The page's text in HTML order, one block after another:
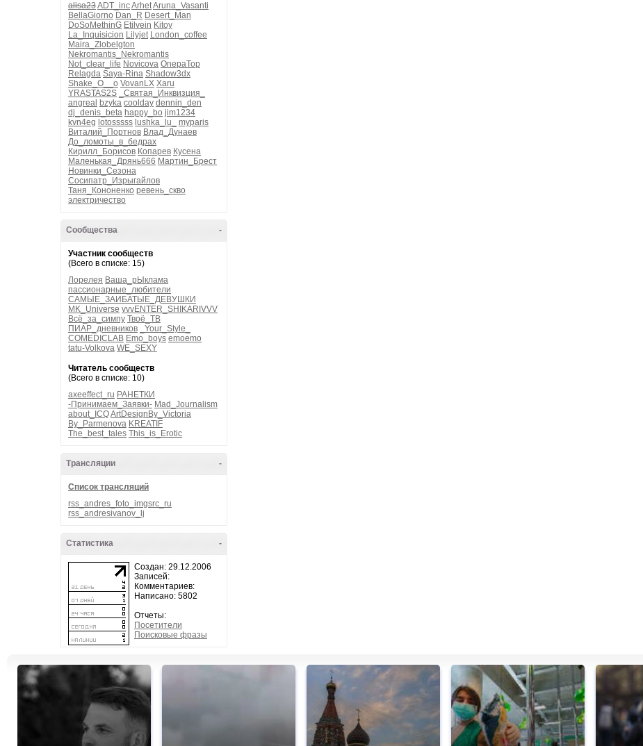
alisa23ADT_incArhetAruna_Vasanti
BellaGiorno Dan_R Desert_Man
DoSoMethinG Etilvein Kitoy
La_Inquisicion Lilyjet London_coffee
Maira_Zlobelgton
Nekromantis_Nekromantis
Not_clear_life Novicova OnepaTop
Relagda Saya-Rina Shadow3dx
Shake_O__o VovanLX Xaru
YRASTAS2S
_Святая_Инквизция_
angreal bzyka coolday dennin_den
dj_denis_beta happy_bo jim1234
kvn4eg lotosssss lushka_lu_
myparis
Виталий_Портнов Влад_Дунаев
До_ломоты_в_бедрах
Кирилл_Борисов Копарев Кусена
Маленькая_Дрянь666 Мартин_Брест
Новинки_Сезона
Сосипатр_Изрыгайлов
Таня_Кононенко ревень_скво
электричество
-
Сообщества
Участник сообществ
(Всего в списке: 15)
Лорелея Ваша_рЫклама
пассионарные_любители
САМЫЕ_ЗАИБАТЫЕ_ДЕВУШКИ
MK_Universe vvvENTER_SHIKARIVVV
Всё_за_симпу Твоё_ТВ
ПИАР_дневников
_Your_Style_
COMEDICLAB Emo_boys emoemo
tatu-Volkova WE_SEXY
Читатель сообществ
(Всего в списке: 10)
axeeffect_ru РАНЕТКИ
-Принимаем_Заявки- Mad_Journalism
about_ICQArtDesignBy_Victoria
By_Parmenova KREATIF
The_best_tales This_is_Erotic
-
Трансляции
Список трансляций
rss_andres_foto_imgsrc_ru
rss_andresivanov_lj
-
Статистика
Создан: 29.12.2006
Записей:
Комментариев:
Написано: 5802
Отчеты:
Посетители
Поисковые фразы